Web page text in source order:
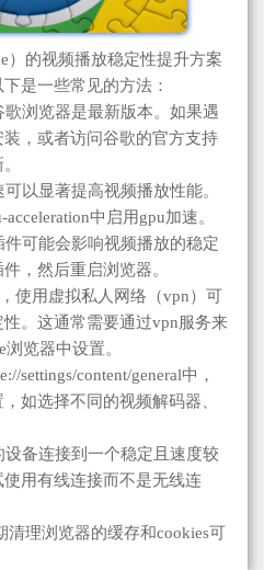
）的视频播放稳定性提升方案
是一些常见的方法：
浏览器是最新版本。如果遇
，或者访问谷歌的官方支持
以显著提高视频播放性能。
中启用gpu加速。
可能会影响视频播放的稳定
，然后重启浏览器。
使用虚拟私人网络（vpn）可
。这通常需要通过vpn服务来
览器中设置。
settings/content/general中，
如选择不同的视频解码器、
备连接到一个稳定且速度较
用有线连接而不是无线连
清理浏览器的缓存和cookies可